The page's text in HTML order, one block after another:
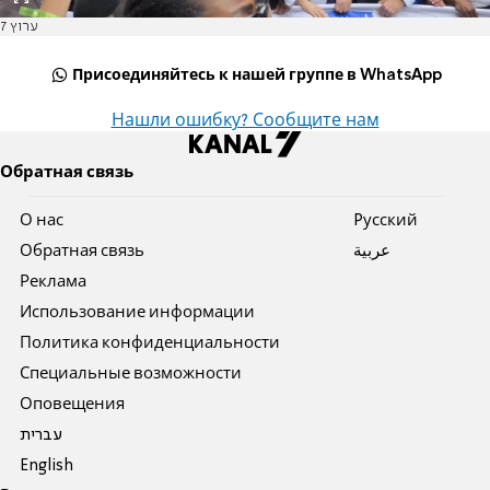
ערוץ 7
Присоединяйтесь к нашей группе в WhatsApp
Нашли ошибку? Сообщите нам
Обратная связь
О нас
Обратная связь
Реклама
Использование информации
Политика конфиденциальности
Специальные возможности
Оповещения
עברית
English
Pусский
عربية